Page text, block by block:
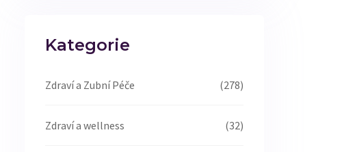
Kategorie
Zdraví a Zubní Péče (278)
Zdraví a wellness (32)